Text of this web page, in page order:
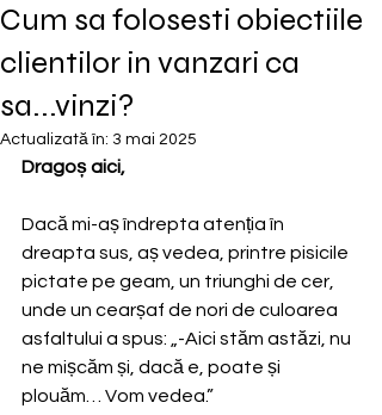
Cum sa folosesti obiectiile
clientilor in vanzari ca
sa...vinzi?
Actualizată în: 3 mai 2025
Dragoș aici,
Dacă mi-aș îndrepta atenția în
dreapta sus, aș vedea, printre pisicile
pictate pe geam, un triunghi de cer,
unde un cearșaf de nori de culoarea
asfaltului a spus: „-Aici stăm astăzi, nu
ne mișcăm și, dacă e, poate și
plouăm… Vom vedea.”